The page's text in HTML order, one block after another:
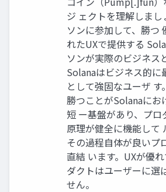
ジ ェクトを理解しまし
ソンに参加して、勝つ
れたUXで提供する
ソンが実際のビジネス
Solanaはビジネス的に
として強固なユーザ
勝つことがSolanaにお
短 ー基盤があり、プ
原理が健全に機能して
その過程自体が良いプ
直結 います。UXが優
ダクトはユーザーに選
せん。